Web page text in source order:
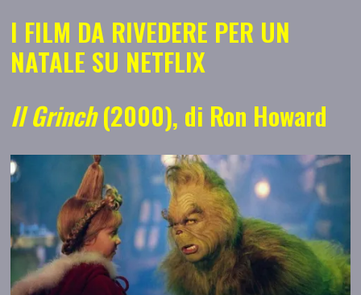
I FILM DA RIVEDERE PER UN
NATALE SU NETFLIX
Il Grinch(2000), di Ron Howard